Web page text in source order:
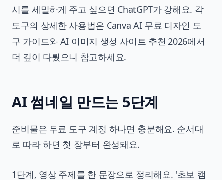
시를 세밀하게 주고 싶으면 ChatGPT가 강해요. 각
도구의 상세한 사용법은 Canva AI 무료 디자인 도
구 가이드와 AI 이미지 생성 사이트 추천 2026에서
더 깊이 다뤘으니 참고하세요.
AI 썸네일 만드는 5단계
준비물은 무료 도구 계정 하나면 충분해요. 순서대
로 따라 하면 첫 장부터 완성돼요.
1단계, 영상 주제를 한 문장으로 정리해요. '초보 캠